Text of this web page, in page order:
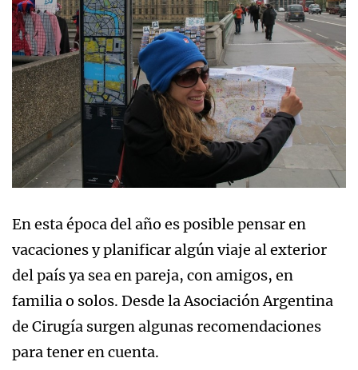
En esta época del año es posible pensar en
vacaciones y planificar algún viaje al exterior
del país ya sea en pareja, con amigos, en
familia o solos. Desde la Asociación Argentina
de Cirugía surgen algunas recomendaciones
para tener en cuenta.